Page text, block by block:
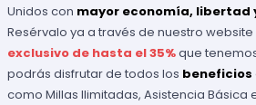
Unidos con mayor economía, libertad
Resérvalo ya a través de nuestro website
exclusivo de hasta el 35%que
podrás disfrutar de todos los beneficios
como Millas Ilimitadas, Asistencia Básica